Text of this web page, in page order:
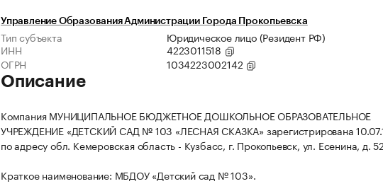
Управление Образования Администрации Города Прокопьевска
Тип субъекта
Юридическое лицо (Резидент РФ)
ИНН
4223011518
ОГРН
1034223002142
Описание
Компания МУНИЦИПАЛЬНОЕ БЮДЖЕТНОЕ ДОШКОЛЬНОЕ ОБРАЗОВАТЕЛЬНОЕ
УЧРЕЖДЕНИЕ «ДЕТСКИЙ САД № 103 «ЛЕСНАЯ СКАЗКА» зарегистрирована
по адресу обл. Кемеровская область - Кузбасс, г. Прокопьевск, ул. Есенина, д.
Краткое наименование: МБДОУ «Детский сад № 103».